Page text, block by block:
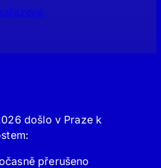
došlo v Praze k
přerušeno